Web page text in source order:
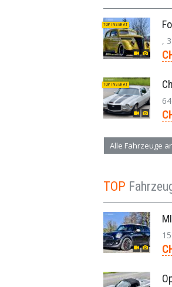
TOP INSERAT
,
TOP INSERAT
Alle Fahrzeuge
TOP